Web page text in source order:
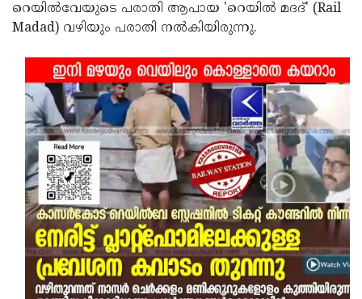
റെയില്‍വേയുടെ പരാതി ആപായ 'റെയില്‍ മദദ്' (Rail
Madad) വഴിയും പരാതി നല്‍കിയിരുന്നു.